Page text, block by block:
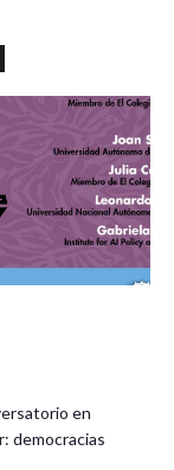
en
democracias